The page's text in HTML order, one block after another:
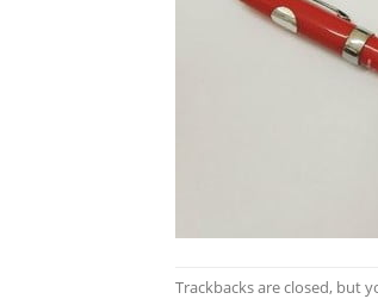
Trackbacks are closed, but